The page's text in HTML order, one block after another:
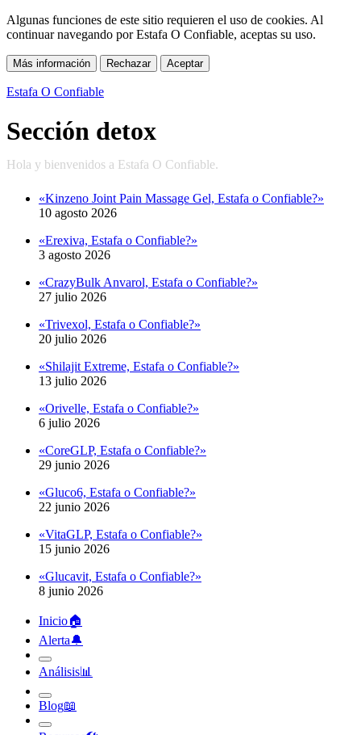
Algunas funciones de este sitio requieren el uso de cookies. Al
continuar navegando por Estafa O Confiable, aceptas su uso.
Más información Rechazar Aceptar
Estafa O Confiable
Sección detox
«Kinzeno Joint Pain Massage Gel, Estafa o Confiable?»
«Erexiva, Estafa o Confiable?»
«CrazyBulk Anvarol, Estafa o Confiable?»
«Trivexol, Estafa o Confiable?»
«Shilajit Extreme, Estafa o Confiable?»
«Orivelle, Estafa o Confiable?»
«CoreGLP, Estafa o Confiable?»
«Gluco6, Estafa o Confiable?»
«VitaGLP, Estafa o Confiable?»
«Glucavit, Estafa o Confiable?»
Inicio🏠︎
🔔︎
Análisis📊︎
Blog📖︎
Recursos